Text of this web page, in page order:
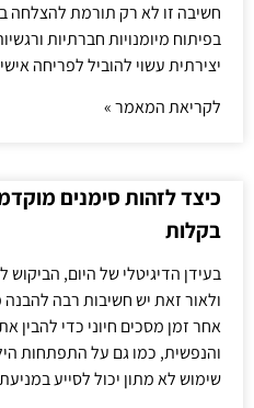
חשיבה זו לא רק תורמת להצלחה
בפיתוח מיומנויות חברתיות
יצירתית עשוי להוביל לפריחה
לקריאת המאמר »
כיצד לזהות סימנים
בקלות
בעידן הדיגיטלי של היום,
ולאור זאת יש חשיבות רבה
אחר זמן מסכים חיוני כדי להבין
והנפשית, כמו גם על התפתחות
שימוש לא מתון יכול לסייע